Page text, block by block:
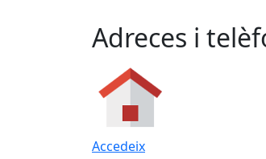
Adreces i
Accedeix